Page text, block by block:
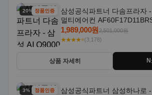
20% 할인정품인증
삼성공식파트너 다솜프라자
멀티에어컨
기본설치포함
1,989,000원2,501,000원
★★★★⭐(3,178)
상품 자세히
3% 할인정품인증
삼성공식파트너 삼성하나로